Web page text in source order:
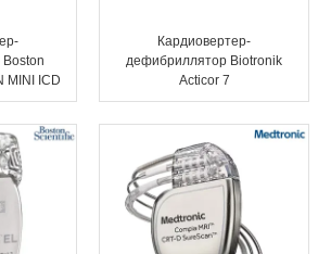
MINI ICD
Кардиовертер-
дефибриллятор Biotronik
Acticor 7